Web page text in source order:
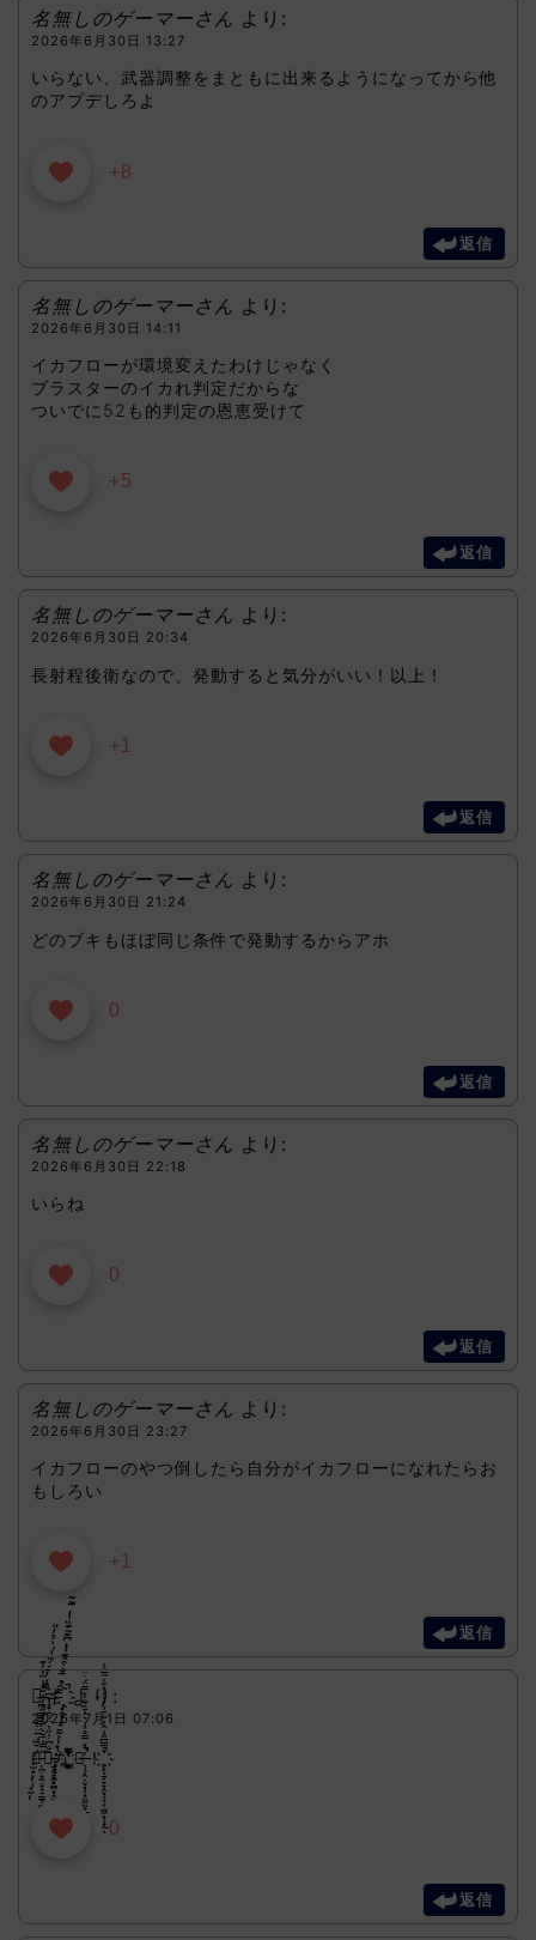
名無しのゲーマーさん より:
2026年6月30日 13:27
いらない、武器調整をまともに出来るようになってから他
のアプデしろよ
+8
返信
名無しのゲーマーさん より:
2026年6月30日 14:11
イカフローが環境変えたわけじゃなく
ブラスターのイカれ判定だからな
ついでに52も的判定の恩恵受けて
+5
返信
名無しのゲーマーさん より:
2026年6月30日 20:34
長射程後衛なので、発動すると気分がいい！以上！
+1
返信
名無しのゲーマーさん より:
2026年6月30日 21:24
どのブキもほぼ同じ条件で発動するからアホ
0
返信
名無しのゲーマーさん より:
2026年6月30日 22:18
いらね
0
返信
名無しのゲーマーさん より:
2026年6月30日 23:27
イカフローのやつ倒したら自分がイカフローになれたらお
もしろい
+1
返信
ト̶̪̦͇̱̰̲̤̤̲̜͖̠̜͔̯͕̫͙͕͎̜̘̰̩͋̒̓̄́́͂̔͑̀̉̓̎̚キ҈̩͓̭̘̟̠̱̰͕͎͙̖͓̲̮͓͓̠̝̫̃̑̊̅̐͒̂͊̾̍͆͊͂͊̏̔̍̅̃͂̚ͅ より:
2026年7月1日 07:06
要̵̩̪̣̟̰̤̟̘̠͇͎͚͈̭̞̘̟̩͈̜̰͕̤̋̿͑̄̆̀̈́̔̅́̌̓̔̎̊̾̏̓̓͊ら̵̫̗̤̞͖͕͖͙̭͈̞̬͚̏̐͆̇̍̋̔̈́͋̊͑͑͆͐な҉̯̤̬̭̪̜̯͇̦̙̫̙͙͓͖̭͈͚̜̯͔̋̿̿̈́̓͑̆͆̃̉̎̆い̶̖̗̯̦̬͓̜͙͈̰͈̟̲͙̮̠͔̘̝̯̓͛̽̿̊̓͗͛̓̄̏̐̓̿̈́̇̈̚̚ͅ！҉̯̙̱̗̞̞̭͓͉͔̫͖͙̟̰͛̿͆̎̾̂̓͂͋͛̉̍̓̽͒̍̋̅̀̍̚ͅͅͅͅ
0
返信